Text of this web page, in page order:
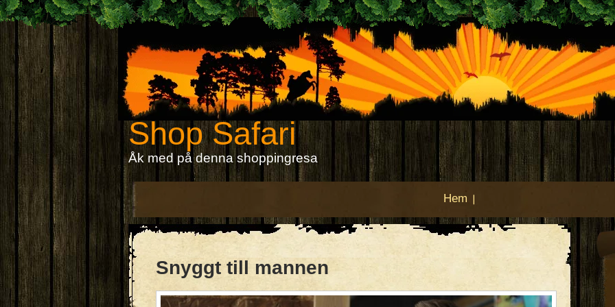
Shop Safari
Åk med på denna shoppingresa
Hem
Snyggt till mannen